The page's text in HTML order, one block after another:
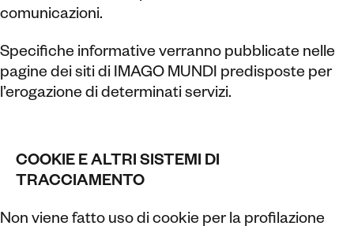
comunicazioni.
Specifiche informative verranno pubblicate nelle
pagine dei siti di IMAGO MUNDI predisposte per
l’erogazione di determinati servizi.
COOKIE E ALTRI SISTEMI DI
TRACCIAMENTO
Non viene fatto uso di cookie per la profilazione